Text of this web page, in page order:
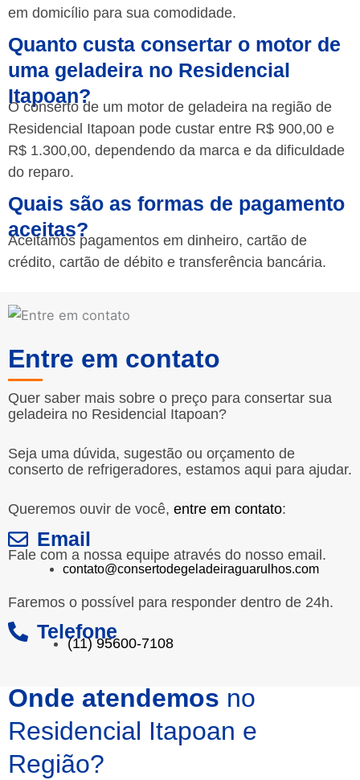
em domicílio para sua comodidade.
Quanto custa consertar o motor de
uma geladeira no Residencial
Itapoan?
O conserto de um motor de geladeira na região de
Residencial Itapoan pode custar entre R$ 900,00 e
R$ 1.300,00, dependendo da marca e da dificuldade
do reparo.
Quais são as formas de pagamento
aceitas?
Aceitamos pagamentos em dinheiro, cartão de
crédito, cartão de débito e transferência bancária.
Entre em contato
Quer saber mais sobre o preço para consertar sua
geladeira no Residencial Itapoan?
Seja uma dúvida, sugestão ou orçamento de
conserto de refrigeradores, estamos aqui para ajudar.
Queremos ouvir de você, entre em contato:
Email
Fale com a nossa equipe através do nosso email.
contato@consertodegeladeiraguarulhos.com
Faremos o possível para responder dentro de 24h.
Telefone
(11) 95600-7108
Onde atendemos no
Residencial Itapoan e
Região?